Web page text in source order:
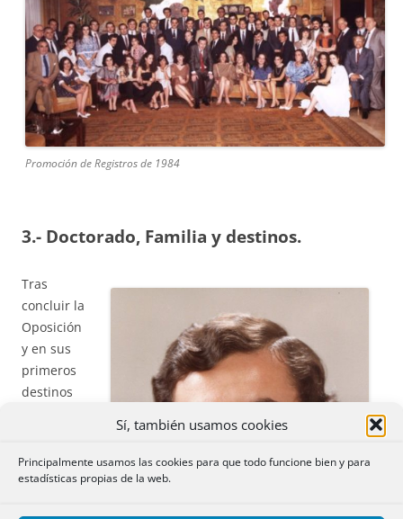
Sí, también usamos cookies
Principalmente usamos las cookies para que todo funcione bien y para
estadísticas propias de la web.
Promoción de Registros de 1984
3.- Doctorado, Familia y destinos.
Tras
concluir la
Oposición
y en sus
primeros
destinos